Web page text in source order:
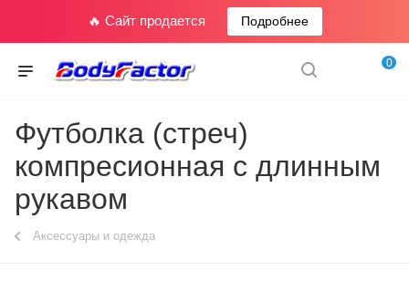
🔥 Сайт продается Подробнее
0
Футболка (стреч)
компресионная с длинным
рукавом
Аксессуары и одежда